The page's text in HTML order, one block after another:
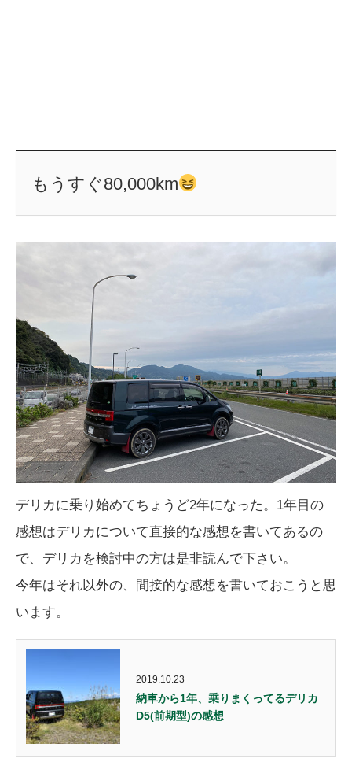
もうすぐ80,000km
デリカに乗り始めてちょうど2年になった。1年目の
感想はデリカについて直接的な感想を書いてあるの
で、デリカを検討中の方は是非読んで下さい。
今年はそれ以外の、間接的な感想を書いておこうと思
います。
2019.10.23
納車から1年、乗りまくってるデリカ
D5(前期型)の感想